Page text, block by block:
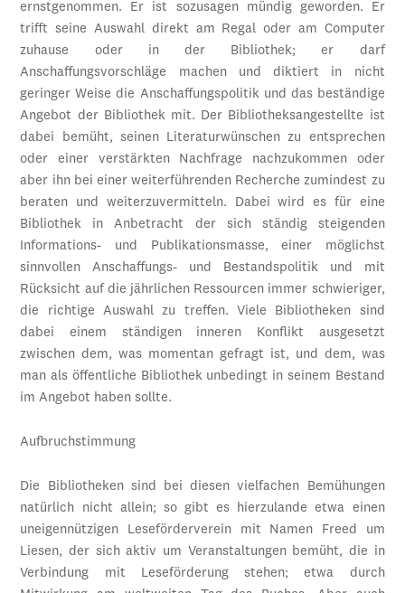
ernstgenommen. Er ist sozusagen mündig geworden. Er
trifft seine Auswahl direkt am Regal oder am Computer
zuhause oder in der Bibliothek; er darf
Anschaffungsvorschläge machen und diktiert in nicht
geringer Weise die Anschaffungspolitik und das beständige
Angebot der Bibliothek mit. Der Bibliotheksangestellte ist
dabei bemüht, seinen Literaturwünschen zu entsprechen
oder einer verstärkten Nachfrage nachzukommen oder
aber ihn bei einer weiterführenden Recherche zumindest zu
beraten und weiterzuvermitteln. Dabei wird es für eine
Bibliothek in Anbetracht der sich ständig steigenden
Informations- und Publikationsmasse, einer möglichst
sinnvollen Anschaffungs- und Bestandspolitik und mit
Rücksicht auf die jährlichen Ressourcen immer schwieriger,
die richtige Auswahl zu treffen. Viele Bibliotheken sind
dabei einem ständigen inneren Konflikt ausgesetzt
zwischen dem, was momentan gefragt ist, und dem, was
man als öffentliche Bibliothek unbedingt in seinem Bestand
im Angebot haben sollte.
Aufbruchstimmung
Die Bibliotheken sind bei diesen vielfachen Bemühungen
natürlich nicht allein; so gibt es hierzulande etwa einen
uneigennützigen Leseförderverein mit Namen Freed um
Liesen, der sich aktiv um Veranstaltungen bemüht, die in
Verbindung mit Leseförderung stehen; etwa durch